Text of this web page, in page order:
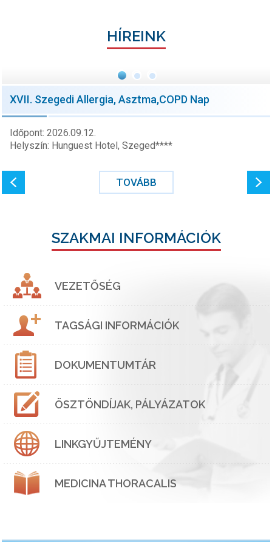
HÍREINK
XVII. Szegedi Allergia, Asztma,COPD Nap
Időpont: 2026.09.12.
Helyszín: Hunguest Hotel, Szeged****
TOVÁBB
SZAKMAI INFORMÁCIÓK
VEZETŐSÉG
TAGSÁGI INFORMÁCIÓK
DOKUMENTUMTÁR
ÖSZTÖNDÍJAK, PÁLYÁZATOK
LINKGYŰJTEMÉNY
MEDICINA THORACALIS